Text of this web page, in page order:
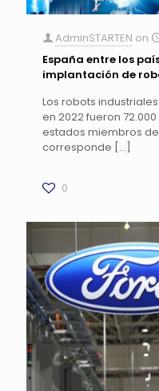
AdminSTARTEN on
España entre los
implantación de
Los robots
en 2022 fueron
estados miembros de
corresponde […]
0